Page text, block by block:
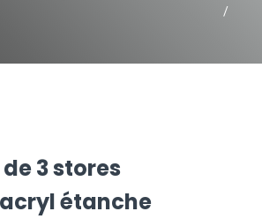
3 stores
étanche